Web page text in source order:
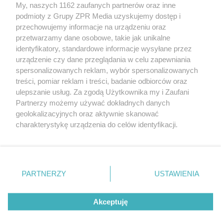
Żaden utwór zamieszczony w serwisie nie może być powielany i
rozpowszechniany lub dalej rozpowszechniany w jakikolwiek sposób (w
tym także elektroniczny lub mechaniczny) na jakimkolwiek polu
eksploatacji w jakiejkolwiek formie, włącznie z umieszczaniem w
Internecie bez pisemnej zgody właściciela praw. Jakiekolwiek użycie lub
wykorzystanie utworów w całości lub w części z naruszeniem prawa,
tzn. bez właściwej zgody, jest zabronione pod groźbą kary i może być
ścigane prawnie.
© 2026 Grupa ZPR Media
My, naszych 1162 zaufanych partnerów oraz inne
podmioty z Grupy ZPR Media uzyskujemy dostęp i
przechowujemy informacje na urządzeniu oraz
przetwarzamy dane osobowe, takie jak unikalne
identyfikatory, standardowe informacje wysyłane przez
urządzenie czy dane przeglądania w celu zapewniania
spersonalizowanych reklam, wybór spersonalizowanych
treści, pomiar reklam i treści, badanie odbiorców oraz
ulepszanie usług. Za zgodą Użytkownika my i Zaufani
Partnerzy możemy używać dokładnych danych
geolokalizacyjnych oraz aktywnie skanować
charakterystykę urządzenia do celów identyfikacji.
zmienić/wycofać klikając przycisk ustawień prywatności
znajdujący się w lewym dolnym rogu strony
rodzaje przetwarzania danych nie wymagają zgody
użytkownika, ale masz prawo sprzeciwić się takiemu
przetwarzaniu. Preferencje będą miały zastosowanie tylko
PARTNERZY USTAWIENIA
Akceptuję